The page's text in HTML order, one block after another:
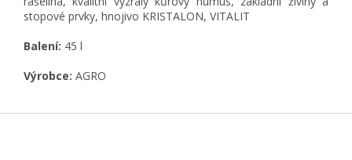
stopové prvky, hnojivo KRISTALON, VITALIT
Balení: 45 l
Výrobce: AGRO
Z